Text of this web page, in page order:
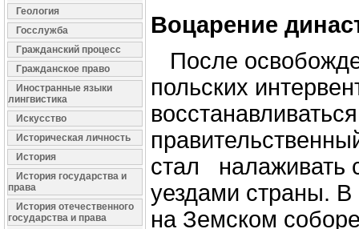
Геология
Госслужба
Гражданский процесс
Гражданское право
Иностранные языки
лингвистика
Искусство
Историческая личность
История
История государства и
права
История отечественного
государства и права
Воцарение
После
польских
стал налаживать
уездами страны.
на Земском